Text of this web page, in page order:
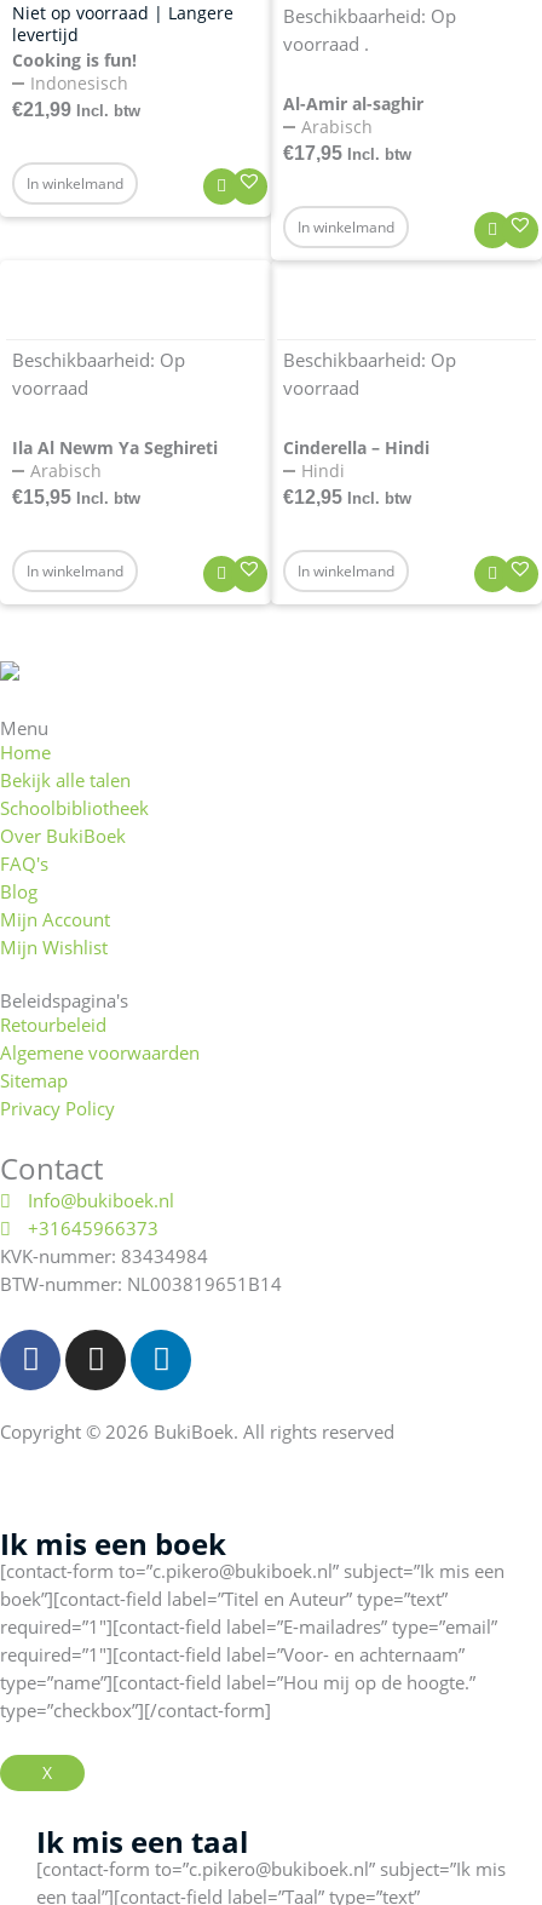
Niet op voorraad | Langere
levertijd
Cooking is fun!
Indonesisch
€21,99 Incl. btw
In winkelmand
Beschikbaarheid: Op
voorraad .
Al-Amir al-saghir
Arabisch
€17,95 Incl. btw
In winkelmand
Beschikbaarheid: Op
voorraad
Ila Al Newm Ya Seghireti
Arabisch
€15,95 Incl. btw
In winkelmand
Beschikbaarheid: Op
voorraad
Cinderella – Hindi
Hindi
€12,95 Incl. btw
In winkelmand
Menu
Home
Bekijk alle talen
Schoolbibliotheek
Over BukiBoek
FAQ's
Blog
Mijn Account
Mijn Wishlist
Beleidspagina's
Retourbeleid
Algemene voorwaarden
Sitemap
Privacy Policy
Contact
Info@bukiboek.nl
+31645966373
KVK-nummer: 83434984
BTW-nummer: NL003819651B14
F
a
c
e
k
-
f
I
n
s
t
a
m
L
i
n
k
i
n
Copyright © 2026 BukiBoek. All rights reserved
Ik mis een boek
[contact-form to=”c.pikero@bukiboek.nl” subject=”Ik mis een
boek”][contact-field label=”Titel en Auteur” type=”text”
required=”1″][contact-field label=”E-mailadres” type=”email”
required=”1″][contact-field label=”Voor- en achternaam”
type=”name”][contact-field label=”Hou mij op de hoogte.”
type=”checkbox”][/contact-form]
X
Ik mis een taal
[contact-form to=”c.pikero@bukiboek.nl” subject=”Ik mis
een taal”][contact-field label=”Taal” type=”text”